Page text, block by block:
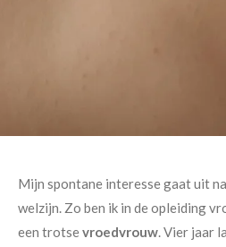
Mijn spontane interesse gaat uit
welzijn. Zo ben ik in de opleiding
een trotsevroedvrouw. Vier jaar